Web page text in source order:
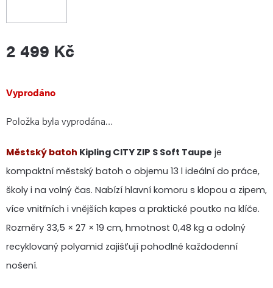
2 499 Kč
Měrná
cena:
Vyprodáno
Položka byla vyprodána…
Městský batoh Kipling CITY ZIP S Soft Taupe je
kompaktní městský batoh o objemu 13 l ideální do práce,
školy i na volný čas. Nabízí hlavní komoru s klopou a zipem,
více vnitřních i vnějších kapes a praktické poutko na klíče.
Rozměry 33,5 × 27 × 19 cm, hmotnost 0,48 kg a odolný
recyklovaný polyamid zajišťují pohodlné každodenní
nošení.